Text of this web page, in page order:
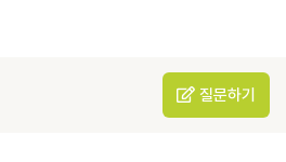
질문하기